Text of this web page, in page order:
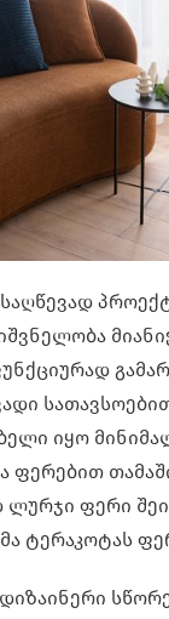
იყო
ფერებით
ლურჯი ფერი
ტერაკოტას